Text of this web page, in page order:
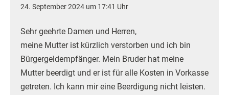
24. September 2024 um 17:41 Uhr
Sehr geehrte Damen und Herren,
meine Mutter ist kürzlich verstorben und ich bin
Bürgergeldempfänger. Mein Bruder hat meine
Mutter beerdigt und er ist für alle Kosten in Vorkasse
getreten. Ich kann mir eine Beerdigung nicht leisten.